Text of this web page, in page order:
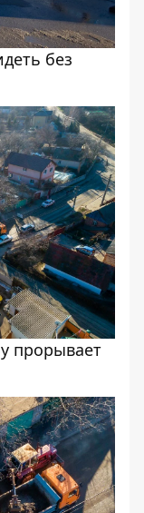
без
прорывает